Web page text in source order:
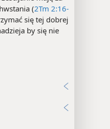
(2Tm 2:16-
się tej dobrej
by się nie